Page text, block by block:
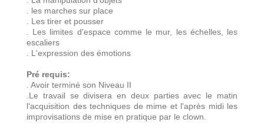
. les marches sur place
. Les tirer et pousser
. Les limites d'espace comme le mur, les échelles, les
escaliers
. L'expression des émotions
Pré requis:
. Avoir terminé son Niveau II
.Le travail se divisera en deux parties avec le matin
l'acquisition des techniques de mime et l'après midi les
improvisations de mise en pratique par le clown.